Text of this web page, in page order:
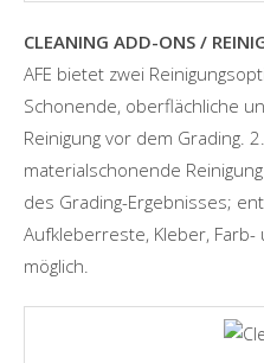
CLEANING ADD-ONS /
AFE bietet zwei
Schonende, oberflächliche
Reinigung vor dem Grading.
materialschonende
des Grading-Ergebnisses;
Aufkleberreste, Kleber,
möglich.